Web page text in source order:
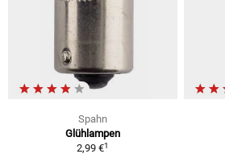
Spahn
Glühlampen
2,99 €1